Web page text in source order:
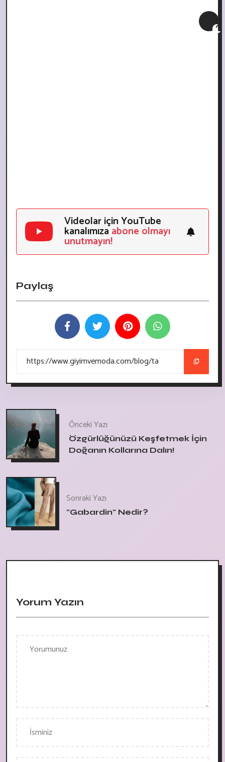
Videolar için YouTube
kanalımızaabone olmayı
unutmayın!
Paylaş
Önceki Yazı
Özgürlüğünüzü Keşfetmek İçin
Doğanın Kollarına Dalın!
Sonraki Yazı
"Gabardin" Nedir?
Yorum Yazın